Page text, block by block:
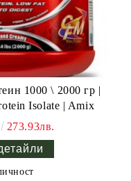
1000 \ 2000 гр |
Isolate | Amix
273.93лв.